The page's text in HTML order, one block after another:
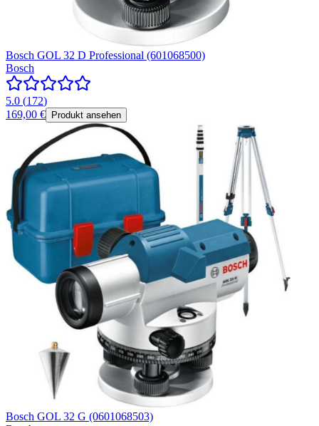
Bosch GOL 32 D Professional (601068500)
Bosch
5.0 (172)
169,00 €
Produkt ansehen
Bosch GOL 32 G (0601068503)